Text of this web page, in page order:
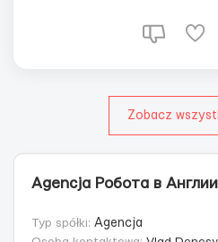
Zobacz
Agencja Робота в Англии
Typ spółki: Agencja